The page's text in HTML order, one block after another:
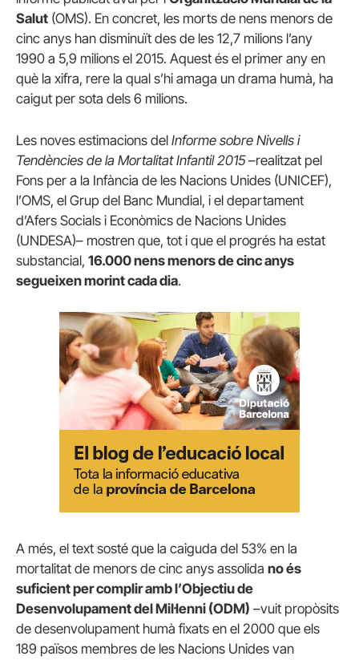
Salut (OMS). En concret, les morts de nens menors de
cinc anys han disminuït des de les 12,7 milions l’any
1990 a 5,9 milions el 2015. Aquest és el primer any en
què la xifra, rere la qual s’hi amaga un drama humà, ha
caigut per sota dels 6 milions.
Les noves estimacions del Informe sobre Nivells i
Tendències de la Mortalitat Infantil 2015–realitzat pel
Fons per a la Infància de les Nacions Unides (UNICEF),
l’OMS, el Grup del Banc Mundial, i el departament
d’Afers Socials i Econòmics de Nacions Unides
(UNDESA)– mostren que, tot i que el progrés ha estat
substancial, 16.000 nens menors de cinc anys
segueixen morint cada dia.
A més, el text sosté que la caiguda del 53% en la
mortalitat de menors de cinc anys assolida no és
suficient per complir amb l’Objectiu de
Desenvolupament del Mil·lenni (ODM) –vuit propòsits
de desenvolupament humà fixats en el 2000 que els
189 països membres de les Nacions Unides van